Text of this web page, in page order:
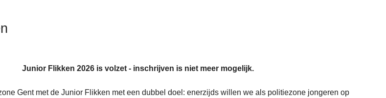
Junior Flikken 2026 is volzet - inschrijven is niet meer mogelijk.
Gent met de Junior Flikken met een dubbel doel: enerzijds willen we als politiezone jongeren op